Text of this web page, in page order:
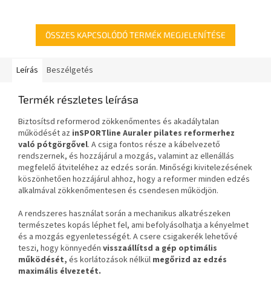
ÖSSZES KAPCSOLÓDÓ TERMÉK MEGJELENÍTÉSE
Leírás Beszélgetés
Termék részletes leírása
Biztosítsd reformerod zökkenőmentes és akadálytalan
működését az inSPORTline Auraler pilates reformerhez
való pótgörgővel. A csiga fontos része a kábelvezető
rendszernek, és hozzájárul a mozgás, valamint az ellenállás
megfelelő átviteléhez az edzés során. Minőségi kivitelezésének
köszönhetően hozzájárul ahhoz, hogy a reformer minden edzés
alkalmával zökkenőmentesen és csendesen működjön.
A rendszeres használat során a mechanikus alkatrészeken
természetes kopás léphet fel, ami befolyásolhatja a kényelmet
és a mozgás egyenletességét. A csere csigakerék lehetővé
teszi, hogy könnyedén visszaállítsd a gép optimális
működését, és korlátozások nélkül megőrizd az edzés
maximális élvezetét.